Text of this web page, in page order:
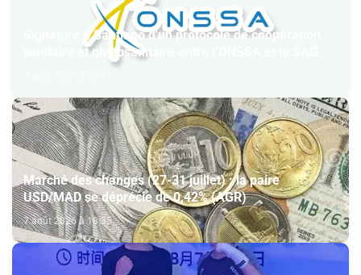
Signature à Santiago d'un protocole de coopération
sanitaire et phytosanitaire entre l’ONSSA et le SAG
Marché des changes (27-31 juillet) : la paire
USD/MAD se déprécie de 0,42% (AGR)
7 août 2026 à 18:35